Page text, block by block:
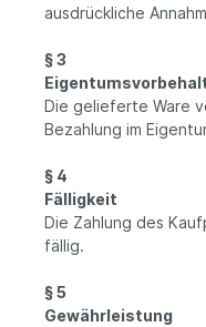
ausdrückliche
§ 3
Die gelieferte Ware
Bezahlung im
§ 4
Fälligkeit
Die Zahlung des
fällig.
§ 5
Gewährleistung